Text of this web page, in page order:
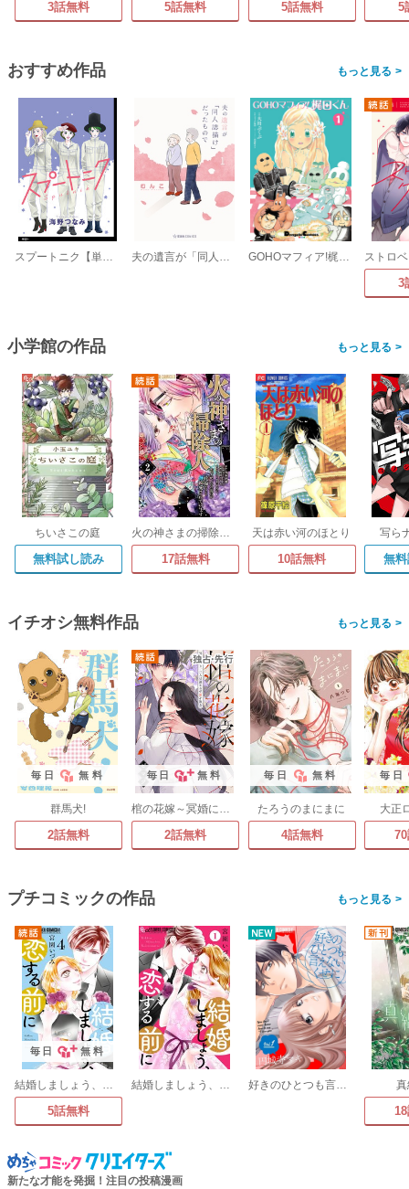
3話無料 5話無料 5話無料 5
おすすめ作品 >
スプートニク【単話】 夫の遺言が「同人誌描け」だったもので GOHOマフィア!梶田くん
3
小学館の作品 >
ちいさこの庭
無料試し読み
火の神さまの掃除人ですが、いつの間にか花嫁として溺愛されています【単話】
17話無料
天は赤い河のほとり
10話無料
写ら
無
イチオシ無料作品 >
毎日 無料
群馬犬!
2話無料
毎日 無料
棺の花嫁～冥婚により、二人は遠からず愛を知る
2話無料
毎日 無料
たろうのまにまに
4話無料
毎日
大正
プチコミックの作品 >
毎日 無料
結婚しましょう、恋する前に
5話無料
結婚しましょう、恋する前に【マイクロ】 好きのひとつも言えないくせに【マイクロ】 真
新たな才能を発掘！注目の投稿漫画